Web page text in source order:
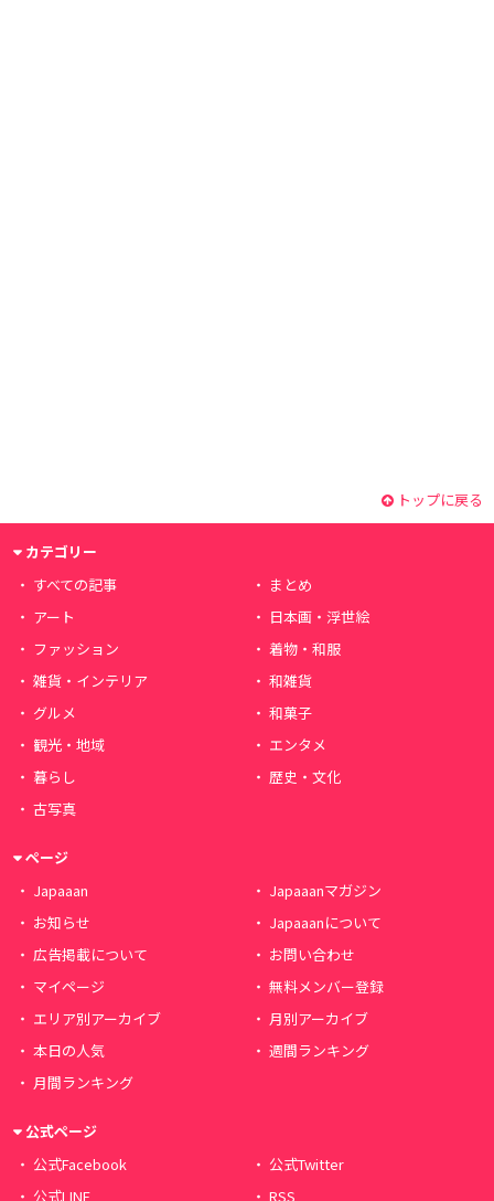
トップに戻る
カテゴリー
すべての記事
まとめ
アート
日本画・浮世絵
ファッション
着物・和服
雑貨・インテリア
和雑貨
グルメ
和菓子
観光・地域
エンタメ
暮らし
歴史・文化
古写真
ページ
Japaaan
Japaaanマガジン
お知らせ
Japaaanについて
広告掲載について
お問い合わせ
マイページ
無料メンバー登録
エリア別アーカイブ
月別アーカイブ
本日の人気
週間ランキング
月間ランキング
公式ページ
公式Facebook
公式Twitter
公式LINE
RSS